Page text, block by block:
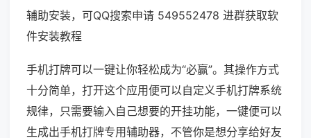
辅助安装，可QQ搜索申请 549552478 进群获取软
件安装教程
手机打牌可以一键让你轻松成为“必赢”。其操作方式
十分简单，打开这个应用便可以自定义手机打牌系统
规律，只需要输入自己想要的开挂功能，一键便可以
生成出手机打牌专用辅助器，不管你是想分享给好友